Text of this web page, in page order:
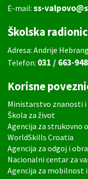
E-mail: ss-
Školska
Adresa: Andrije
Telefon: 031 / 663-948
Korisne
Ministarstvo znanosti i
Škola za život
Agencija za strukovno
WorldSkills Croatia
Agencija za odgoj i
Nacionalni centar za
Agencija za mobilnost